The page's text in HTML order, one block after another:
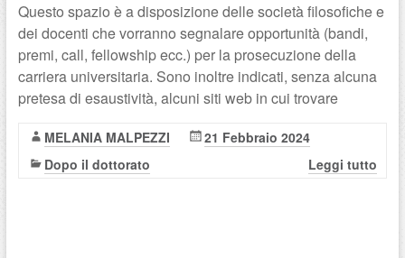
Questo spazio è a disposizione delle società filosofiche e
dei docenti che vorranno segnalare opportunità (bandi,
premi, call, fellowship ecc.) per la prosecuzione della
carriera universitaria. Sono inoltre indicati, senza alcuna
pretesa di esaustività, alcuni siti web in cui trovare
MELANIA MALPEZZI
21 Febbraio 2024
Dopo il dottorato
Leggi tutto